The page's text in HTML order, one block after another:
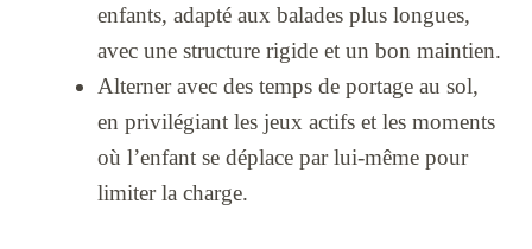
enfants, adapté aux balades plus longues,
avec une structure rigide et un bon maintien.
Alterner avec des temps de portage au sol,
en privilégiant les jeux actifs et les moments
où l’enfant se déplace par lui-même pour
limiter la charge.